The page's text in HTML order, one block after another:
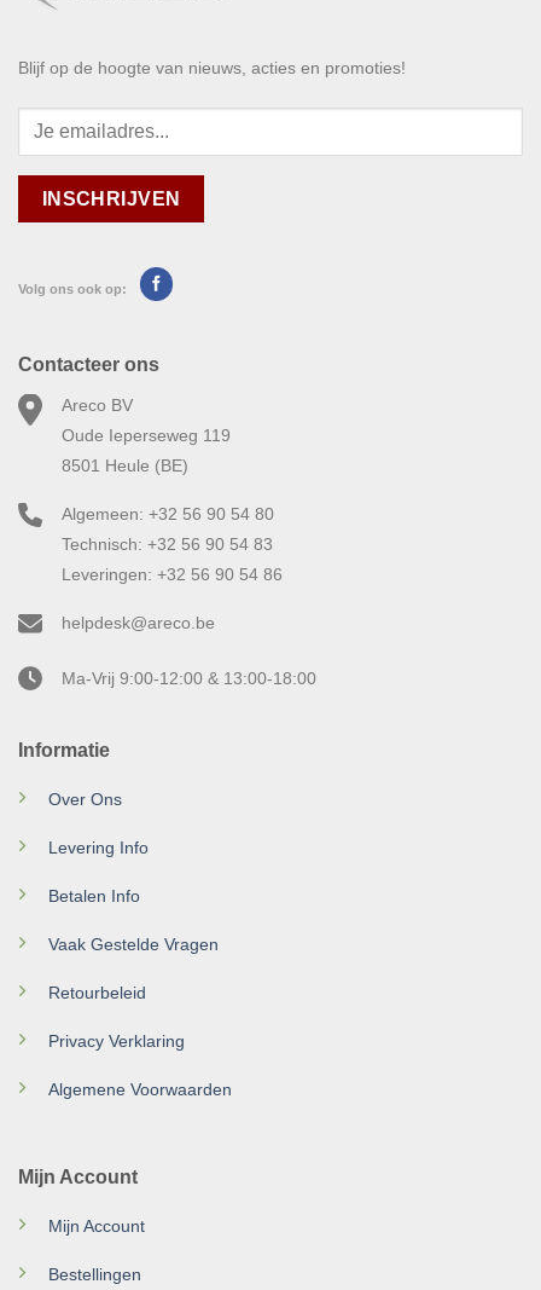
Blijf op de hoogte van nieuws, acties en promoties!
Volg ons ook op:
Informatie
Over Ons
Levering Info
Betalen Info
Vaak Gestelde Vragen
Retourbeleid
Privacy Verklaring
Algemene Voorwaarden
Mijn Account
Mijn Account
Bestellingen
Contacteer ons
Areco BV
Oude Ieperseweg 119
8501 Heule (BE)
Algemeen: +32 56 90 54 80
Technisch: +32 56 90 54 83
Leveringen: +32 56 90 54 86
helpdesk@areco.be
Ma-Vrij 9:00-12:00 & 13:00-18:00